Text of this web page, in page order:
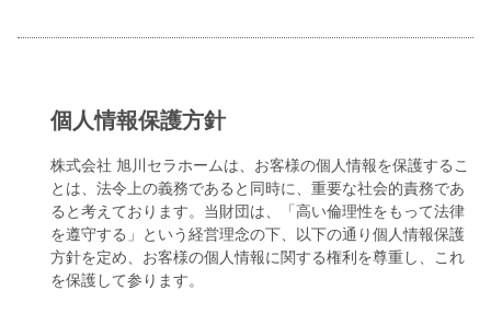
個人情報保護方針
株式会社 旭川セラホームは、お客様の個人情報を保護するこ
とは、法令上の義務であると同時に、重要な社会的責務であ
ると考えております。当財団は、「高い倫理性をもって法律
を遵守する」という経営理念の下、以下の通り個人情報保護
方針を定め、お客様の個人情報に関する権利を尊重し、これ
を保護して参ります。